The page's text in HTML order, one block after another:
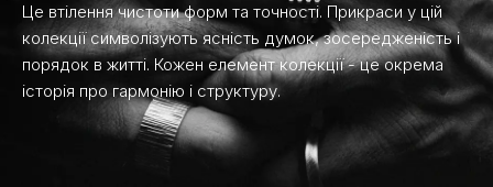
Це втілення чистоти форм та точності. Прикраси у цій
колекції символізують ясність думок, зосередженість і
порядок в житті. Кожен елемент колекції - це окрема
історія про гармонію і структуру.
КОЛЕКЦІЇ
РОЗМІР